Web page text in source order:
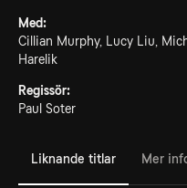
Med:
Cillian Murphy, Lucy Liu,
Harelik
Regissör:
Paul Soter
Liknande titlar Mer